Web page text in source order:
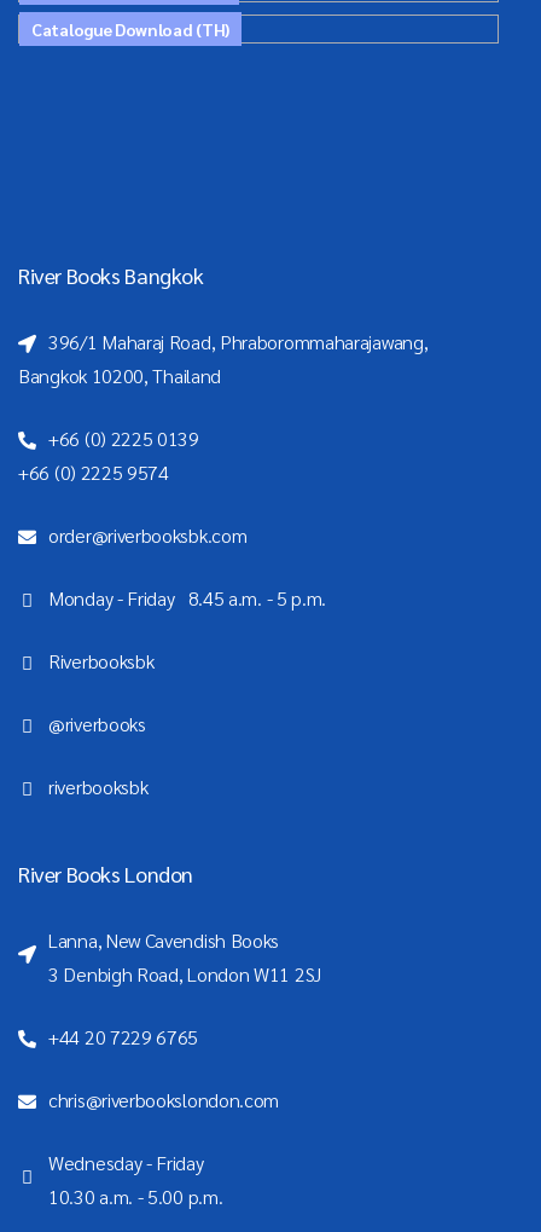
Catalogue Download (TH)
River Books Bangkok
396/1 Maharaj Road, Phraborommaharajawang,
Bangkok 10200, Thailand
+66 (0) 2225 0139
+66 (0) 2225 9574
order@riverbooksbk.com
Monday - Friday 8.45 a.m. - 5 p.m.
Riverbooksbk
@riverbooks
riverbooksbk
River Books London
Lanna, New Cavendish Books
3 Denbigh Road, London W11 2SJ
+44 20 7229 6765
chris@riverbookslondon.com
Wednesday - Friday
10.30 a.m. - 5.00 p.m.